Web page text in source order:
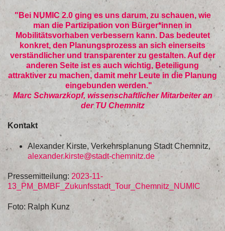
"Bei NUMIC 2.0 ging es uns darum, zu schauen, wie
man die Partizipation von Bürger*innen in
Mobilitätsvorhaben verbessern kann. Das bedeutet
konkret, den Planungsprozess an sich einerseits
verständlicher und transparenter zu gestalten. Auf der
anderen Seite ist es auch wichtig, Beteiligung
attraktiver zu machen, damit mehr Leute in die Planung
eingebunden werden."
Marc Schwarzkopf, wissenschaftlicher Mitarbeiter an
der TU Chemnitz
Kontakt
Alexander Kirste, Verkehrsplanung Stadt Chemnitz,
alexander.kirste@stadt-chemnitz.de
Pressemitteilung: 2023-11-
13_PM_BMBF_Zukunfsstadt_Tour_Chemnitz_NUMIC
Foto: Ralph Kunz